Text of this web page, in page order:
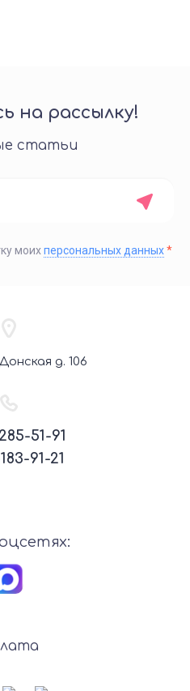
на рассылку!
статьи
моихперсональных данных*
д. 106
51-91
91-21